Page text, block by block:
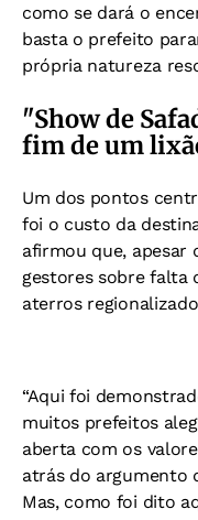
como se dará o
basta o prefeito
própria natureza
"Show de
fim de um
Um dos pontos
foi o custo da
afirmou que, apesar
gestores sobre falta
aterros
“Aqui foi
muitos prefeitos
aberta com os
atrás do argumento
Mas, como foi dito